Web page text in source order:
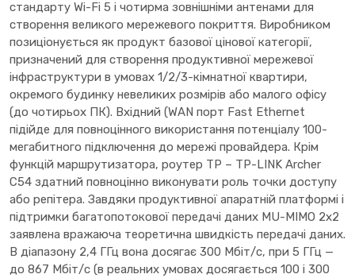
стандарту Wi-Fi 5 і чотирма зовнішніми антенами для
створення великого мережевого покриття. Виробником
позиціонується як продукт базової цінової категорії,
призначений для створення продуктивної мережевої
інфраструктури в умовах 1/2/3-кімнатної квартири,
окремого будинку невеликих розмірів або малого офісу
(до чотирьох ПК). Вхідний (WAN порт Fast Ethernet
підійде для повноцінного використання потенціалу 100-
мегабитного підключення до мережі провайдера. Крім
функцій маршрутизатора, роутер TP – TP-LINK Archer
C54 здатний повноцінно виконувати роль точки доступу
або репітера. Завдяки продуктивної апаратній платформі і
підтримки багатопотокової передачі даних MU-MIMO 2х2
заявлена вражаюча теоретична швидкість передачі даних.
В діапазону 2,4 ГГц вона досягає 300 Мбіт/с, при 5 ГГц —
до 867 Мбіт/с (в реальних умовах досягається 100 і 300